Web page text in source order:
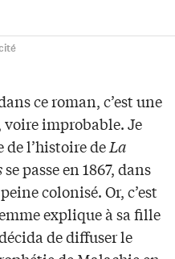
ce roman, c’est une
voire improbable. Je
de l’histoire deLa
se passe en 1867, dans
colonisé. Or, c’est
explique à sa fille
de diffuser le